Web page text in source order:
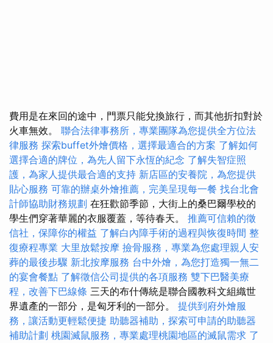
費用是在來回的途中，門票只能兌換旅行，而其他折扣對於
火車無效。 聯合法律事務所，專業團隊為您提供全方位法
律服務 探索buffet外燴價格，選擇最適合的方案 了解如何
選擇合適的牌位，為先人留下永恆的紀念 了解失智症照
護，為家人提供最合適的支持 新店區的安養院，為您提供
貼心服務 可靠的辦桌外燴推薦，完美呈現每一餐 找台北會
計師協助財務規劃 在狂歡節季節，大街上的桑巴爾學校的
學生們穿著華麗的衣服覆蓋，等待春天。 推薦可信賴的徵
信社，保障你的權益 了解白內障手術的過程與恢復時間 整
復療程專業 大里放鬆按摩 撿骨服務，專業為您處理親人安
葬的最後步驟 新北按摩服務 台中外燴，為您打造獨一無二
的宴會餐點 了解徵信公司提供的各項服務 雙下巴醫美療
程，改善下巴線條 三天的布什傳統是聯合國教科文組織世
界遺產的一部分，是匈牙利的一部分。 提供到府外燴服
務，讓活動更輕鬆便捷 助聽器補助，探索可申請的助聽器
補助計劃 桃園滅鼠服務，專業處理桃園地區的滅鼠需求 了